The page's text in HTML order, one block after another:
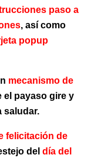
paso a
, así como
popup
mecanismo de
el payaso gire y
saludar.
felicitación de
del día del